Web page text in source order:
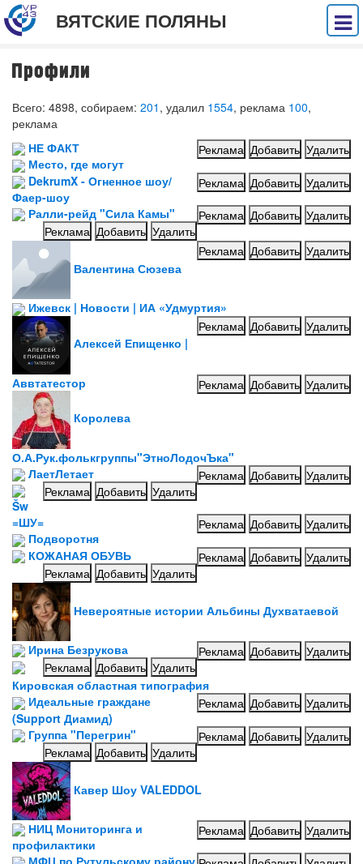
ВЯТСКИЕ ПОЛЯНЫ
Профили
Всего: 4898, собираем: 201 , удалил 1554, реклама 100,
реклама
НЕ ФАКТ
Реклама Добавить Удалить
Место, где могут
Реклама Добавить Удалить
DekrumX - Огненное шоу/
Фаер-шоу
Реклама Добавить Удалить
Ралли-рейд "Сила Камы"
Реклама Добавить Удалить
Валентина Сюзева
Реклама Добавить Удалить
Ижевск | Новости | ИА «Удмуртия»
Реклама Добавить Удалить
Алексей Епищенко |
Аввтатестор Реклама Добавить Удалить
Королева
О.А.Рук.фолькгруппы"ЭтноЛодочЪка"
Реклама Добавить Удалить
ЛаетЛетает
Реклама Добавить Удалить
Šw
=ШУ=
Реклама Добавить Удалить
Подворотня
Реклама Добавить Удалить
КОЖАНАЯ ОБУВЬ
Реклама Добавить Удалить
Невероятные истории Альбины Духватаевой
Реклама Добавить Удалить
Ирина Безрукова
Реклама Добавить Удалить
Кировская областная типография
Реклама Добавить Удалить
Идеальные граждане
(Support Диамид)
Реклама Добавить Удалить
Группа "Перегрин"
Реклама Добавить Удалить
Кавер Шоу VALEDDOL
Реклама Добавить Удалить
НИЦ Мониторинга и
профилактики